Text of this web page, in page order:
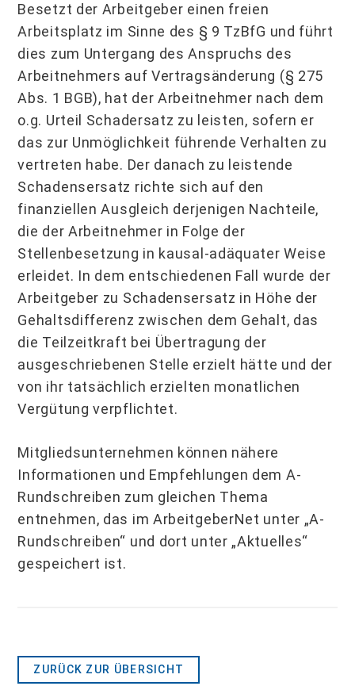
Besetzt der Arbeitgeber einen freien
Arbeitsplatz im Sinne des § 9 TzBfG und führt
dies zum Untergang des Anspruchs des
Arbeitnehmers auf Vertragsänderung (§ 275
Abs. 1 BGB), hat der Arbeitnehmer nach dem
o.g. Urteil Schadersatz zu leisten, sofern er
das zur Unmöglichkeit führende Verhalten zu
vertreten habe. Der danach zu leistende
Schadensersatz richte sich auf den
finanziellen Ausgleich derjenigen Nachteile,
die der Arbeitnehmer in Folge der
Stellenbesetzung in kausal-adäquater Weise
erleidet. In dem entschiedenen Fall wurde der
Arbeitgeber zu Schadensersatz in Höhe der
Gehaltsdifferenz zwischen dem Gehalt, das
die Teilzeitkraft bei Übertragung der
ausgeschriebenen Stelle erzielt hätte und der
von ihr tatsächlich erzielten monatlichen
Vergütung verpflichtet.
Mitgliedsunternehmen können nähere
Informationen und Empfehlungen dem A-
Rundschreiben zum gleichen Thema
entnehmen, das im ArbeitgeberNet unter „A-
Rundschreiben“ und dort unter „Aktuelles“
gespeichert ist.
ZURÜCK ZUR ÜBERSICHT